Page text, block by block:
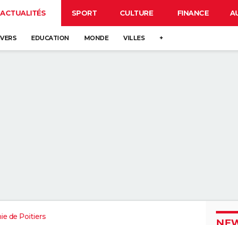
ACTUALITÉS SPORT CULTURE FINANCE
EDUCATION MONDE VILLES +
de Poitiers